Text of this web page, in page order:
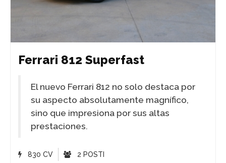
Ferrari 812 Superfast
El nuevo Ferrari 812 no solo destaca por
su aspecto absolutamente magnífico,
sino que impresiona por sus altas
prestaciones.
830 CV 2 POSTI